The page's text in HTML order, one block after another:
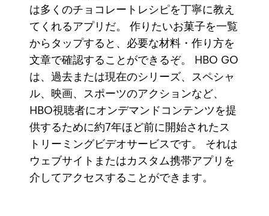
は多くのチョコレートレシピを丁寧に教え
てくれるアプリだ。 作りたいお菓子を一覧
からタップすると、必要な材料・作り方を
文章で確認することができるぞ。 HBO GO
は、過去または現在のシリーズ、スペシャ
ル、映画、スポーツのアクションなど、
HBO視聴者にオンデマンドコンテンツを提
供するために約7年ほど前に開始されたス
トリーミングビデオサービスです。 それは
ウェブサイトまたはカスタム携帯アプリを
介してアクセスすることができます。